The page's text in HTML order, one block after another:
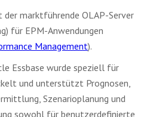
der marktführende OLAP-Server
für EPM-Anwendungen
Management).
Essbase wurde speziell für
und unterstützt Prognosen,
Szenarioplanung und
sowohl für benutzerdefinierte